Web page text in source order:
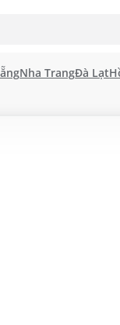
Nha TrangĐà Lạt